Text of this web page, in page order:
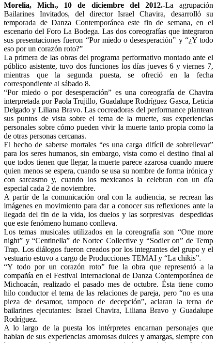
Morelia, Mich., 10 de diciembre del 2012.-La agrupación
Bailarines Invitados, del director Israel Chavira, desarrolló su
temporada de Danza Contemporánea este fin de semana, en el
escenario del Foro La Bodega. Las dos coreografías que integraron
sus presentaciones fueron “Por miedo o desesperación” y “¿Y todo
eso por un corazón roto?”
La primera de las obras del programa performativo montado ante el
público asistente, tuvo dos funciones los días jueves 6 y viernes 7,
mientras que la segunda puesta, se ofreció en la fecha
correspondiente al sábado 8.
“Por miedo o por desesperación” es una coreografía de Chavira
interpretada por Paola Trujillo, Guadalupe Rodríguez Gasca, Leticia
Delgado y Liliana Bravo. Las cocreadoras del performance plantean
sus puntos de vista sobre el tema de la muerte, sus experiencias
personales sobre cómo pueden vivir la muerte tanto propia como la
de otras personas cercanas.
El hecho de saberse mortales “es una carga difícil de sobrellevar”
para los seres humanos, sin embargo, vista como el destino final al
que todos tienen que llegar, la muerte parece azarosa cuando muere
quien menos se espera, cuando se usa su nombre de forma irónica y
con sarcasmo y, cuando los mexicanos la celebran con un día
especial cada 2 de noviembre.
A partir de la comunicación oral con la audiencia, se recrean las
imágenes en movimiento para dar a conocer sus reflexiones ante la
llegada del fin de la vida, los duelos y las sorpresivas despedidas
que este fenómeno humano conlleva.
Los temas musicales utilizados en la coreografía son “One more
night” y “Centinella” de Nortec Collective y “Sodier on” de Temp
Trap. Los diálogos fueron creados por los integrantes del grupo y el
vestuario estuvo a cargo de Producciones TEMAI y “La chikis”.
“Y todo por un corazón roto” fue la obra que representó a la
compañía en el Festival Internacional de Danza Contemporánea de
Michoacán, realizado el pasado mes de octubre. Ésta tiene como
hilo conductor el tema de las relaciones de pareja, pero “no es una
pieza de desamor, tampoco de decepción”, aclaran la terna de
bailarines ejecutantes: Israel Chavira, Liliana Bravo y Guadalupe
Rodríguez.
A lo largo de la puesta los intérpretes encarnan personajes que
hablan de sus experiencias amorosas dulces y amargas, siempre con